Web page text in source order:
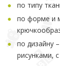
по типу
по форме и
по дизайну
рисунками,